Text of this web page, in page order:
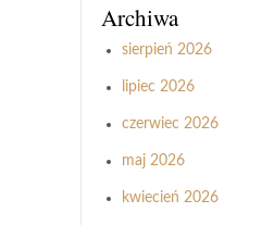
Archiwa
sierpień 2026
lipiec 2026
czerwiec 2026
maj 2026
kwiecień 2026